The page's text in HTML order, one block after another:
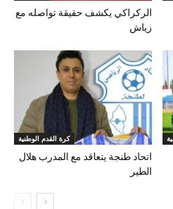
الركراكي يكشف حقيقة تواصله مع
زياش
كرة القدم الوطنية
اتحاد طنجة يتعاقد مع المدرب هلال
الطير